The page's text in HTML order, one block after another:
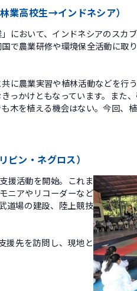
業高校生→インドネシア）
において、インドネシアのスカ
で農業研修や環境保全活動に取
に農業実習や植林活動などを行
っかけともなっています。また
木を植える機会はない。今回、
ン・ネグロス）
援活動を開始。これま
ニアやリコーダーなど
道場の建設、陸上競技
援先を訪問し、現地と